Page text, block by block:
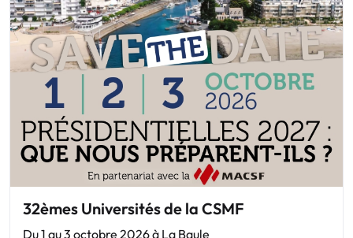
32èmes Universités de la CSMF
Du 1 au 3 octobre 2026 à La Baule